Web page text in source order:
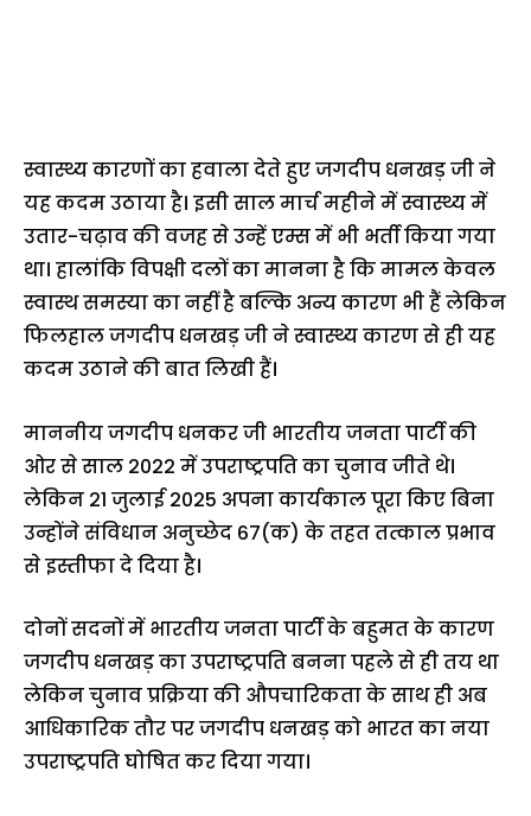
स्वास्थ्य कारणों का हवाला देते हुए जगदीप धनखड़ जी ने
यह कदम उठाया है। इसी साल मार्च महीने में स्वास्थ्य में
उतार-चढ़ाव की वजह से उन्हें एम्स में भी भर्ती किया गया
था। हालांकि विपक्षी दलों का मानना है कि मामल केवल
स्वास्थ समस्या का नहीं है बल्कि अन्य कारण भी हैं लेकिन
फिलहाल जगदीप धनखड़ जी ने स्वास्थ्य कारण से ही यह
कदम उठाने की बात लिखी हैं।
माननीय जगदीप धनकर जी भारतीय जनता पार्टी की
ओर से साल 2022 में उपराष्ट्रपति का चुनाव जीते थे।
लेकिन 21 जुलाई 2025 अपना कार्यकाल पूरा किए बिना
उन्होंने संविधान अनुच्छेद 67(क) के तहत तत्काल प्रभाव
से इस्तीफा दे दिया है।
दोनों सदनों में भारतीय जनता पार्टी के बहुमत के कारण
जगदीप धनखड़ का उपराष्ट्रपति बनना पहले से ही तय था
लेकिन चुनाव प्रक्रिया की औपचारिकता के साथ ही अब
आधिकारिक तौर पर जगदीप धनखड़ को भारत का नया
उपराष्ट्रपति घोषित कर दिया गया।